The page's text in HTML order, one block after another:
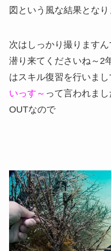
図という風な結果とな
次はしっかり撮ります
潜り来てくださいね～2
はスキル復習を行いま
いっす～ って言われま
OUTなので